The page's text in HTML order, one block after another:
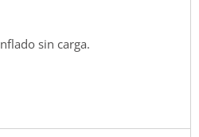
sin carga.